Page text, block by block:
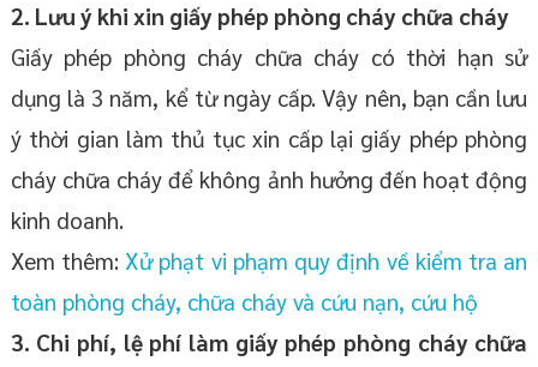
2. Lưu ý khi xin giấy phép phòng cháy chữa cháy
Giấy phép phòng cháy chữa cháy có thời hạn sử
dụng là 3 năm, kể từ ngày cấp. Vậy nên, bạn cần lưu
ý thời gian làm thủ tục xin cấp lại giấy phép phòng
cháy chữa cháy để không ảnh hưởng đến hoạt động
kinh doanh.
Xem thêm: Xử phạt vi phạm quy định về kiểm tra an
toàn phòng cháy, chữa cháy và cứu nạn, cứu hộ
3. Chi phí, lệ phí làm giấy phép phòng cháy chữa